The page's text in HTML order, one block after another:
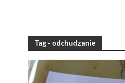
Tag - odchudzanie